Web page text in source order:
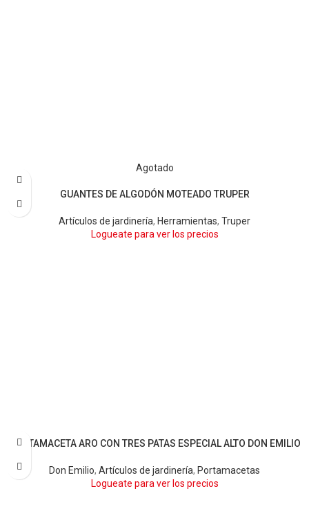
Agotado
GUANTES DE ALGODÓN MOTEADO TRUPER
Artículos de jardinería, Herramientas, Truper
Logueate para ver los precios
PORTAMACETA ARO CON TRES PATAS ESPECIAL ALTO DON EMILIO
Don Emilio, Artículos de jardinería, Portamacetas
Logueate para ver los precios